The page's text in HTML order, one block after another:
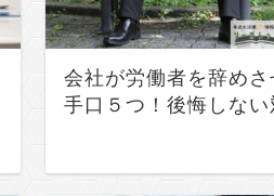
会社が労働者を辞め
手口５つ！後悔しな